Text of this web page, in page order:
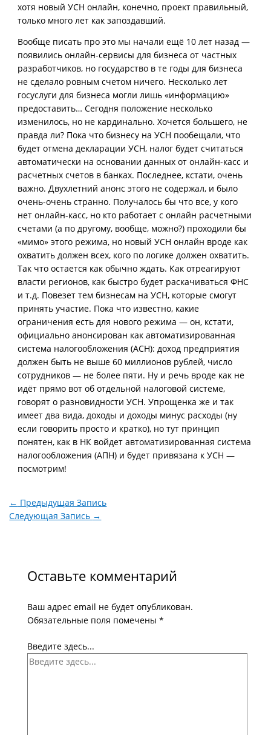
хотя новый УСН онлайн, конечно, проект правильный,
только много лет как запоздавший.
Вообще писать про это мы начали ещё 10 лет назад —
появились онлайн-сервисы для бизнеса от частных
разработчиков, но государство в те годы для бизнеса
не сделало ровным счетом ничего. Несколько лет
госуслуги для бизнеса могли лишь «информацию»
предоставить… Сегодня положение несколько
изменилось, но не кардинально. Хочется большего, не
правда ли? Пока что бизнесу на УСН пообещали, что
будет отмена декларации УСН, налог будет считаться
автоматически на основании данных от онлайн-касс и
расчетных счетов в банках. Последнее, кстати, очень
важно. Двухлетний анонс этого не содержал, и было
очень-очень странно. Получалось бы что все, у кого
нет онлайн-касс, но кто работает с онлайн расчетными
счетами (а по другому, вообще, можно?) проходили бы
«мимо» этого режима, но новый УСН онлайн вроде как
охватить должен всех, кого по логике должен охватить.
Так что остается как обычно ждать. Как отреагируют
власти регионов, как быстро будет раскачиваться ФНС
и т.д. Повезет тем бизнесам на УСН, которые смогут
принять участие. Пока что известно, какие
ограничения есть для нового режима — он, кстати,
официально анонсирован как автоматизированная
система налогообложения (АСН): доход предприятия
должен быть не выше 60 миллионов рублей, число
сотрудников — не более пяти. Ну и речь вроде как не
идёт прямо вот об отдельной налоговой системе,
говорят о разновидности УСН. Упрощенка же и так
имеет два вида, доходы и доходы минус расходы (ну
если говорить просто и кратко), но тут принцип
понятен, как в НК войдет автоматизированная система
налогообложения (АПН) и будет привязана к УСН —
посмотрим!
← Предыдущая Запись
Следующая Запись →
Оставьте комментарий
Ваш адрес email не будет опубликован.
Обязательные поля помечены *
Введите здесь...